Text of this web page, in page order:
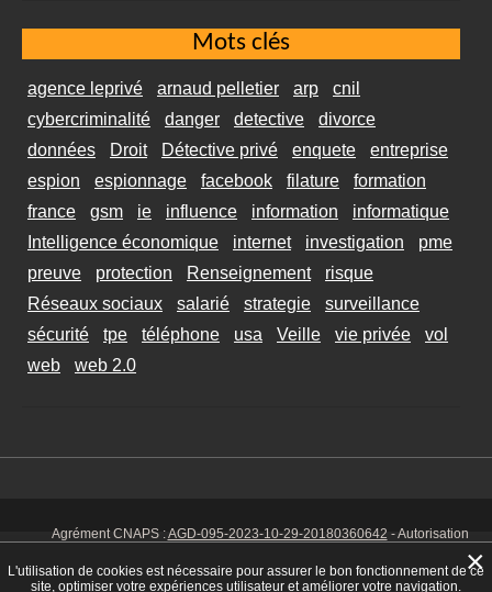
Mots clés
agence leprivé arnaud pelletier arp
cnil
cybercriminalité
danger detective
divorce
données
Droit Détective privé enquete
entreprise
espion
espionnage facebook filature
formation
france
gsm ie influence information
informatique
Intelligence économique
internet investigation
pme
preuve
protection Renseignement
risque
Réseaux sociaux
salarié strategie
surveillance
sécurité
tpe téléphone usa Veille vie privée
vol
web
web 2.0
Agrément CNAPS :AGD-095-2023-10-29-20180360642 - Autorisation
925 00038 - Code NAF 8030 Z -Mentions Légales-CookiesTél. : 06 14
01 75 32
L'utilisation de cookies est nécessaire pour assurer le bon fonctionnement de ce
site, optimiser votre expériences utilisateur et améliorer votre navigation.
×